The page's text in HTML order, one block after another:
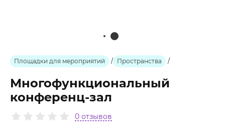
Площадки для мероприятий / Пространства /
Многофункциональный
конференц-зал
0 отзывов